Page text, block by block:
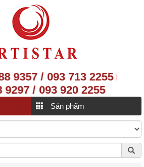
9357 / 093 713 2255|
9297 / 093 920 2255
Sản phẩm